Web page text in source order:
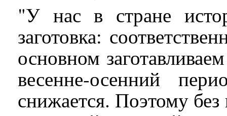
"У нас в стране
заготовка:
основном
весенне-осенний
снижается. Поэтому